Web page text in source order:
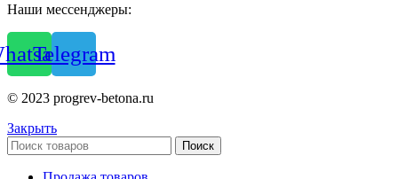
Наши мессенджеры:
Telegram
© 2023 progrev-betona.ru
Закрыть
Поиск